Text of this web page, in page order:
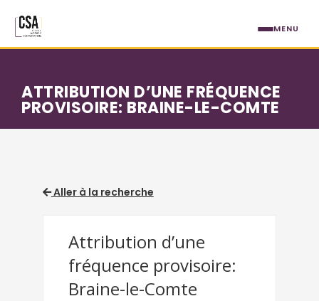
ATTRIBUTION D’UNE FRÉQUENCE
PROVISOIRE: BRAINE-LE-COMTE
Aller à la recherche
Attribution d’une
fréquence provisoire:
Braine-le-Comte
MENU